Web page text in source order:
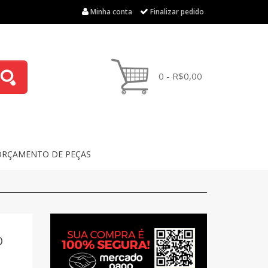
Minha conta Finalizar pedido
0 - R$0,00
DE PEÇAS